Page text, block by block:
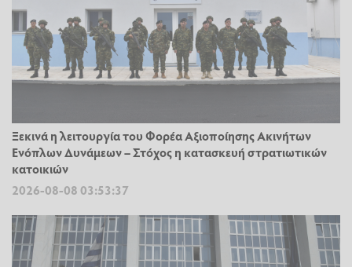
Ξεκινά η λειτουργία του Φορέα Αξιοποίησης Ακινήτων
Ενόπλων Δυνάμεων – Στόχος η κατασκευή στρατιωτικών
κατοικιών
2026-08-08 03:53:37